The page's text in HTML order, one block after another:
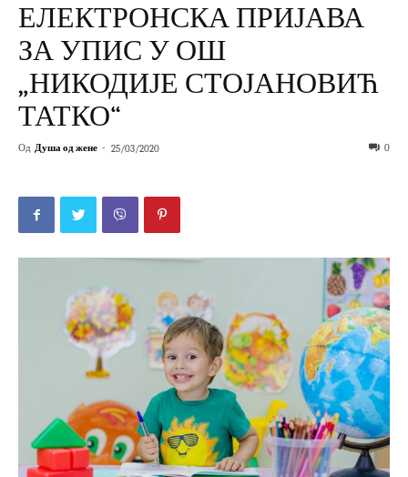
ЕЛЕКТРОНСКА ПРИЈАВА
ЗА УПИС У ОШ
„НИКОДИЈЕ СТОЈАНОВИЋ
ТАТКО“
Од Душа од жене - 25/03/2020 0